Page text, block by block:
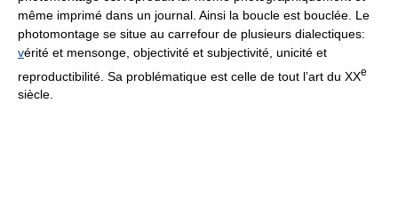
même imprimé dans un journal. Ainsi la boucle est bouclée. Le
photomontage se situe au carrefour de plusieurs dialectiques:
vérité et mensonge, objectivité et subjectivité, unicité et
reproductibilité. Sa problématique est celle de tout l’art du XXe
siècle.